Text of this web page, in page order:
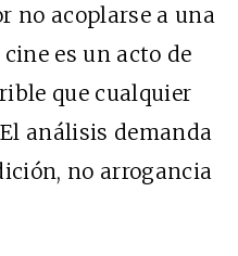
no acoplarse a una
es un acto de
que cualquier
análisis demanda
no arrogancia